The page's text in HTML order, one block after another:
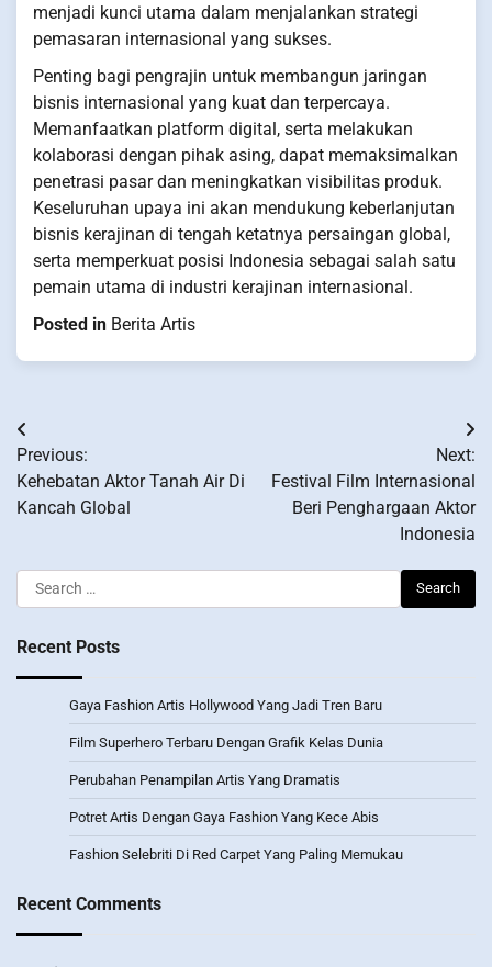
menjadi kunci utama dalam menjalankan strategi
pemasaran internasional yang sukses.
Penting bagi pengrajin untuk membangun jaringan
bisnis internasional yang kuat dan terpercaya.
Memanfaatkan platform digital, serta melakukan
kolaborasi dengan pihak asing, dapat memaksimalkan
penetrasi pasar dan meningkatkan visibilitas produk.
Keseluruhan upaya ini akan mendukung keberlanjutan
bisnis kerajinan di tengah ketatnya persaingan global,
serta memperkuat posisi Indonesia sebagai salah satu
pemain utama di industri kerajinan internasional.
Posted in Berita Artis
Post
navigation
Previous:
Kehebatan Aktor Tanah Air Di
Kancah Global
Next:
Festival Film Internasional
Beri Penghargaan Aktor
Indonesia
Search
for:
Recent Posts
Gaya Fashion Artis Hollywood Yang Jadi Tren Baru
Film Superhero Terbaru Dengan Grafik Kelas Dunia
Perubahan Penampilan Artis Yang Dramatis
Potret Artis Dengan Gaya Fashion Yang Kece Abis
Fashion Selebriti Di Red Carpet Yang Paling Memukau
Recent Comments